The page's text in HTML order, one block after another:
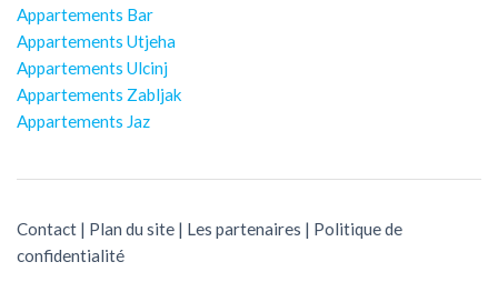
Appartements Bar
Appartements Utjeha
Appartements Ulcinj
Appartements Zabljak
Appartements Jaz
Contact | Plan du site | Les partenaires | Politique de
confidentialité